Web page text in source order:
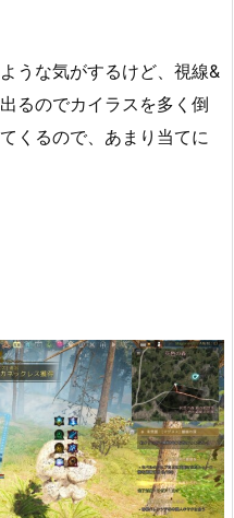
うな気がするけど、視線&
るのでカイラスを多く倒
くるので、あまり当てに